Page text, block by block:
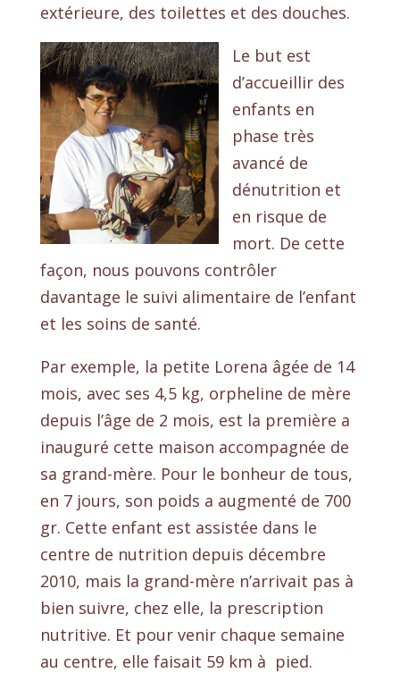
extérieure, des toilettes et des douches.
Le but est
d’accueillir des
enfants en
phase très
avancé de
dénutrition et
en risque de
mort. De cette
façon, nous pouvons contrôler
davantage le suivi alimentaire de l’enfant
et les soins de santé.
Par exemple, la petite Lorena âgée de 14
mois, avec ses 4,5 kg, orpheline de mère
depuis l’âge de 2 mois, est la première a
inauguré cette maison accompagnée de
sa grand-mère. Pour le bonheur de tous,
en 7 jours, son poids a augmenté de 700
gr. Cette enfant est assistée dans le
centre de nutrition depuis décembre
2010, mais la grand-mère n’arrivait pas à
bien suivre, chez elle, la prescription
nutritive. Et pour venir chaque semaine
au centre, elle faisait 59 km à pied.